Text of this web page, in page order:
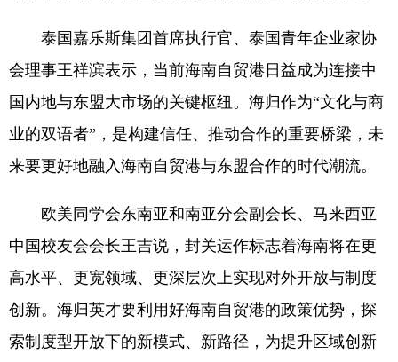
泰国嘉乐斯集团首席执行官、泰国青年企业家协
会理事王祥滨表示，当前海南自贸港日益成为连接中
国内地与东盟大市场的关键枢纽。海归作为“文化与商
业的双语者”，是构建信任、推动合作的重要桥梁，未
来要更好地融入海南自贸港与东盟合作的时代潮流。
欧美同学会东南亚和南亚分会副会长、马来西亚
中国校友会会长王吉说，封关运作标志着海南将在更
高水平、更宽领域、更深层次上实现对外开放与制度
创新。海归英才要利用好海南自贸港的政策优势，探
索制度型开放下的新模式、新路径，为提升区域创新